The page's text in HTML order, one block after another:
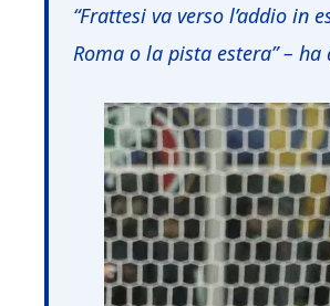
“Frattesi va verso l’addio in
Roma o la pista estera” – ha